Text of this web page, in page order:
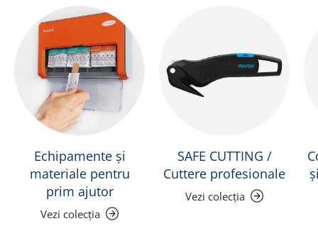
Echipamente și
materiale pentru
prim ajutor
Vezi colecția
SAFE CUTTING /
Cuttere profesionale
Vezi colecția